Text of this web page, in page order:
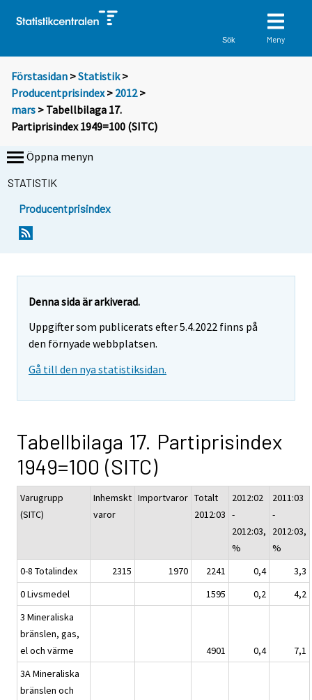
Sök Meny
Förstasidan >Statistik >
Producentprisindex> 2012>
mars > Tabellbilaga 17.
Partiprisindex 1949=100 (SITC)
Öppna menyn
STATISTIK
Producentprisindex
Denna sida är arkiverad.
Uppgifter som publicerats efter 5.4.2022 finns på
den förnyade webbplatsen.
Gå till den nya statistiksidan.
Tabellbilaga 17. Partiprisindex
1949=100 (SITC)
Varugrupp
(SITC)
Inhemskt
varor
Importvaror Totalt
2012:03
2012:02
-
2012:03,
%
2011:03
-
2012:03,
%
0-8 Totalindex
2315 1970 2241 0,4
3,3
0 Livsmedel
1595 0,2
4,2
3 Mineraliska
bränslen, gas,
el och värme
4901 0,4
7,1
3A Mineraliska
bränslen och